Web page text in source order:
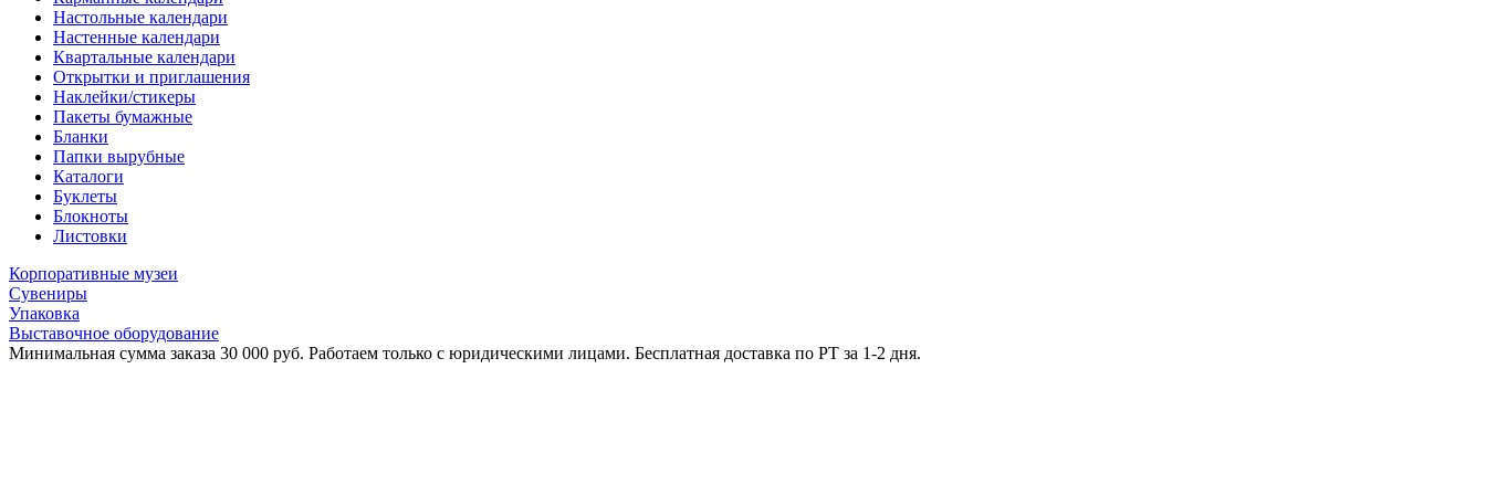
Настольные календари
Настенные календари
Квартальные календари
Открытки и приглашения
Наклейки/стикеры
Пакеты бумажные
Бланки
Папки вырубные
Каталоги
Буклеты
Блокноты
Листовки
Корпоративные музеи
Сувениры
Упаковка
Выставочное оборудование
Минимальная сумма заказа 30 000 руб. Работаем только с юридическими лицами. Бесплатная доставка по РТ за 1-2 дня.